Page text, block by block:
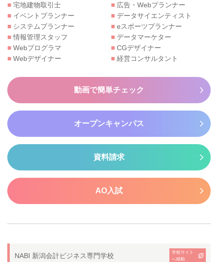
■ 宅地建物取引士
■ イベントプランナー
■ システムプランナー
■情報管理スタッフ
■ Webプログラマ
■ Webデザイナー
■ 広告・Webプランナー
■ データサイエンティスト
■ eスポーツプランナー
■ データマーケター
■ CGデザイナー
■ 経営コンサルタント
動画で簡単チェック
オープンキャンパス
資料請求
AO入試
NABI 新潟会計ビジネス専門学校
学校サイト
へ移動